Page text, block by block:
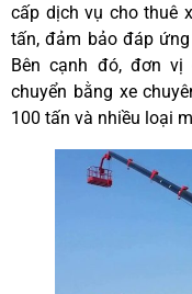
cấp dịch vụ cho thuê
tấn, đảm bảo đáp
Bên cạnh đó, đơn
chuyển bằng xe
100 tấn và nhiều loại